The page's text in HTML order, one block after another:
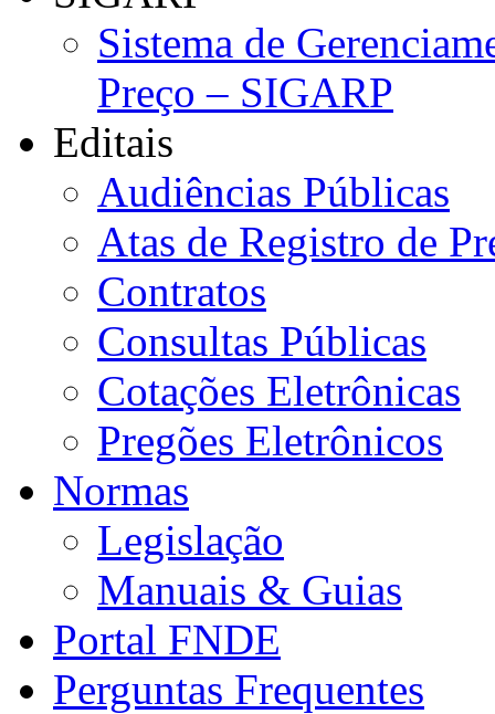
Sistema de
Preço – SIGARP
Editais
Audiências Públicas
Atas de Registro de
Contratos
Consultas Públicas
Cotações Eletrônicas
Pregões Eletrônicos
Normas
Legislação
Manuais & Guias
Portal FNDE
Perguntas Frequentes